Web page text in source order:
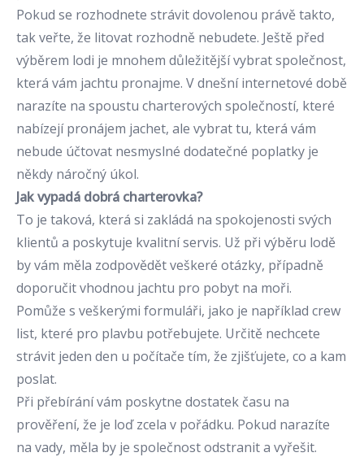
Pokud se rozhodnete strávit dovolenou právě takto,
tak veřte, že litovat rozhodně nebudete. Ještě před
výběrem lodi je mnohem důležitější vybrat společnost,
která vám jachtu pronajme. V dnešní internetové době
narazíte na spoustu charterových společností, které
nabízejí pronájem jachet, ale vybrat tu, která vám
nebude účtovat nesmyslné dodatečné poplatky je
někdy náročný úkol.
Jak vypadá dobrá charterovka?
To je taková, která si zakládá na spokojenosti svých
klientů a poskytuje kvalitní servis. Už při výběru lodě
by vám měla zodpovědět veškeré otázky, případně
doporučit vhodnou jachtu pro pobyt na moři.
Pomůže s veškerými formuláři, jako je například crew
list, které pro plavbu potřebujete. Určitě nechcete
strávit jeden den u počítače tím, že zjišťujete, co a kam
poslat.
Při přebírání vám poskytne dostatek času na
prověření, že je loď zcela v pořádku. Pokud narazíte
na vady, měla by je společnost odstranit a vyřešit.